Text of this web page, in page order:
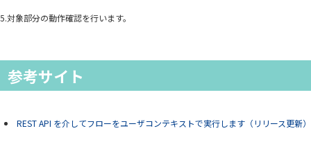
5.対象部分の動作確認を行います。
参考サイト
REST API を介してフローをユーザコンテキストで実行します（リリース更新）